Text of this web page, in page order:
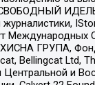
СВОБОДНЫЙ
Международных
ГРУПА,
Bellingcat Ltd,
Центральной и